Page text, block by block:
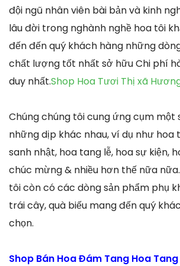
đội ngũ nhân viên bài bản và kinh
lâu đời trong nghành nghề hoa tôi
đến đến quý khách hàng những
chất lượng tốt nhất sở hữu Chi phí
duy nhất.Shop Hoa Tươi Thị xã
Chúng chúng tôi cung ứng cụm một
những dịp khác nhau, ví dụ như hoa
sanh nhật, hoa tang lễ, hoa sự kiện,
chúc mừng & nhiều hơn thế nữa
tôi còn có các dòng sản phẩm phụ
trái cây, quà biếu mang đến quý
chọn.
Shop Bán Hoa Đám Tang Hoa